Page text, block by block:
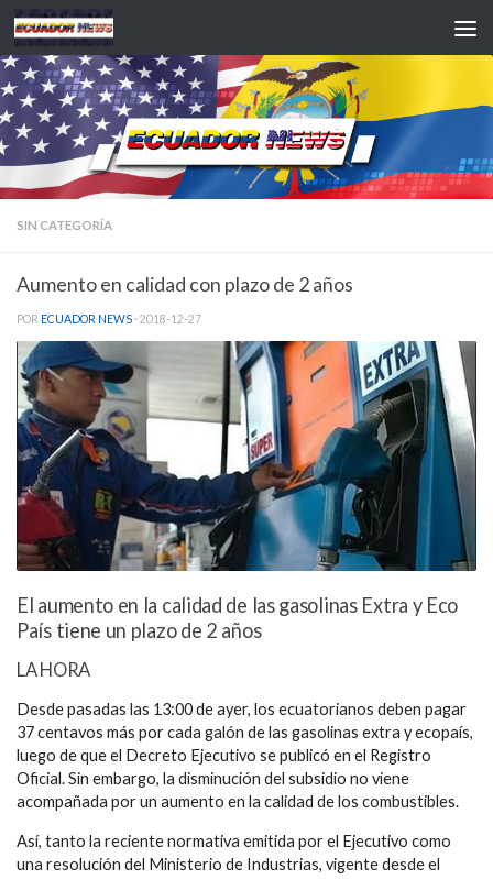
Saltar al contenido
SIN CATEGORÍA
Aumento en calidad con plazo de 2 años
POR ECUADOR NEWS · 2018-12-27
El aumento en la calidad de las gasolinas Extra y Eco
País tiene un plazo de 2 años
LA HORA
Desde pasadas las 13:00 de ayer, los ecuatorianos deben pagar
37 centavos más por cada galón de las gasolinas extra y ecopaís,
luego de que el Decreto Ejecutivo se publicó en el Registro
Oficial. Sin embargo, la disminución del subsidio no viene
acompañada por un aumento en la calidad de los combustibles.
Así, tanto la reciente normativa emitida por el Ejecutivo como
una resolución del Ministerio de Industrias, vigente desde el